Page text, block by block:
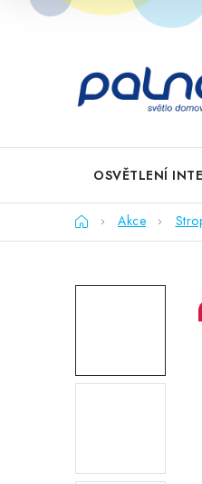
Přejít
OSVĚTLENÍ
DomůAkce